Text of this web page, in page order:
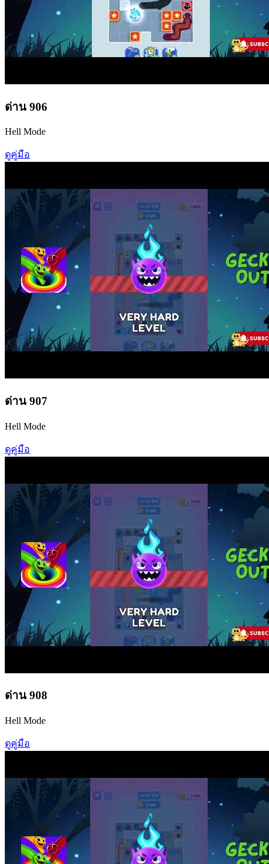
ด่าน 906
Hell Mode
ดูคู่มือ
ด่าน 907
Hell Mode
ดูคู่มือ
ด่าน 908
Hell Mode
ดูคู่มือ